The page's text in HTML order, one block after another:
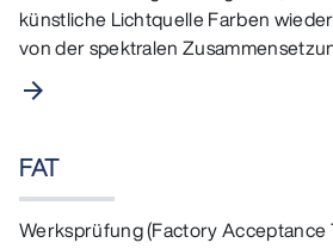
künstliche Lichtquelle Farben
von der spektralen
arrow_forward
FAT
Werksprüfung (Factory Acceptance